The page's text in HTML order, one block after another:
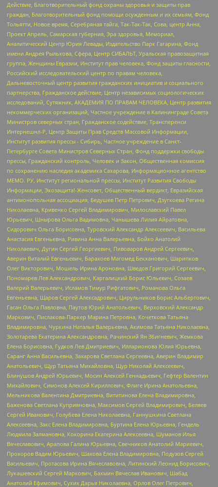
Действие, Благотворительный фонд охраны здоровья и защиты прав
граждан, Благотворительный фонд помощи осужденным и их семьям, Фонд
Тольятти, Новое время, Серебряная тайга, Так-Так-Так, Сова, центр Анна,
Проект Апрель, Самарская губерния, Эра здоровья, Мемориал,
Аналитический Центр Юрия Левады, Издательство Парк Гагарина, Фонд
имени Андрея Рылькова, Сфера, Центр СИБАЛЬТ, Уральская правозащитная
группа, Женщины Евразии, Институт прав человека, Фонд защиты гласности,
Российский исследовательский центр по правам человека,
Дальневосточный центр развития гражданских инициатив и социального
партнерства, Гражданское действие, Центр независимых социологических
исследований, Сутяжник, АКАДЕМИЯ ПО ПРАВАМ ЧЕЛОВЕКА, Центр развития
некоммерческих организаций, Частное учреждение в Калининграде Совета
Министров северных стран, Гражданское содействие, Трансперенси
Интернешнл-Р, Центр Защиты Прав Средств Массовой Информации,
Институт развития прессы - Сибирь, Частное учреждение в Санкт-
Петербурге Совета Министров Северных Стран, Фонд поддержки свободы
прессы, Гражданский контроль, Человек и Закон, Общественная комиссия
по сохранению наследия академика Сахарова, Информационное агентство
МЕМО. РУ, Институт региональной прессы, Институт Развития Свободы
Информации, Экозащита!-Женсовет, Общественный вердикт, Евразийская
антимонопольная ассоциация, Бедушев Петр Петрович, Дзугкоева Регина
Николаевна, Кривенко Сергей Владимирович, Милославский Павел
Юрьевич, Шнырова Ольга Вадимовна, Чанышева Лилия Айратовна,
Сидорович Ольга Борисовна, Туровский Александр Алексеевич, Васильева
Анастасия Евгеньевна, Ривина Анна Валерьевна, Бойко Анатолий
Николаевич, Дугин Сергей Георгиевич, Пивоваров Андрей Сергеевич,
Аверин Виталий Евгеньевич, Барахоев Магомед Бекханович, Шарипков
Олег Викторович, Мошель Ирина Ароновна, Шведов Григорий Сергеевич,
Пономарев Лев Александрович, Каргалицкий Борис Юльевич, Созаев
Валерий Валерьевич, Исламов Тимур Рифгатович, Романова Ольга
Евгеньевна, Щаров Сергей Алексадрович, Цирульников Борис Альбертович,
Гасан Ольга Павловна, Паутов Юрий Анатольевич, Верховский Александр
Маркович, Пислакова-Паркер Марина Петровна, Кочеткова Татьяна
Владимировна, Чуркина Наталья Валерьевна, Акимова Татьяна Николаевна,
Золотарева Екатерина Александровна, Рачинский Ян Збигневич, Жемкова
Елена Борисовна, Гудков Лев Дмитриевич, Илларионова Юлия Юрьевна,
Саранг Анна Васильевна, Захарова Светлана Сергеевна, Аверин Владимир
Анатольевич, Щур Татьяна Михайловна, Щур Николай Алексеевич,
Блинушов Андрей Юрьевич, Мосин Алексей Геннадьевич, Гефтер Валентин
Михайлович, Симонов Алексей Кириллович, Флиге Ирина Анатольевна,
Мельникова Валентина Дмитриевна, Вититинова Елена Владимировна,
Баженова Светлана Куприяновна, Максимов Сергей Владимирович, Беляев
Сергей Иванович, Голубева Елена Николаевна, Ганнушкина Светлана
Алексеевна, Закс Елена Владимировна, Буртина Елена Юрьевна, Гендель
Людмила Залмановна, Кокорина Екатерина Алексеевна, Шуманов Илья
Вячеславович, Арапова Галина Юрьевна, Свечников Анатолий Мариевич,
Прохоров Вадим Юрьевич, Шахова Елена Владимировна, Подузов Сергей
Васильевич, Протасова Ирина Вячеславовна, Литинский Леонид Борисович,
Лукашевский Сергей Маркович, Бахмин Вячеслав Иванович, Шабад
Анатолий Ефимович, Сухих Дарья Николаевна, Орлов Олег Петрович,